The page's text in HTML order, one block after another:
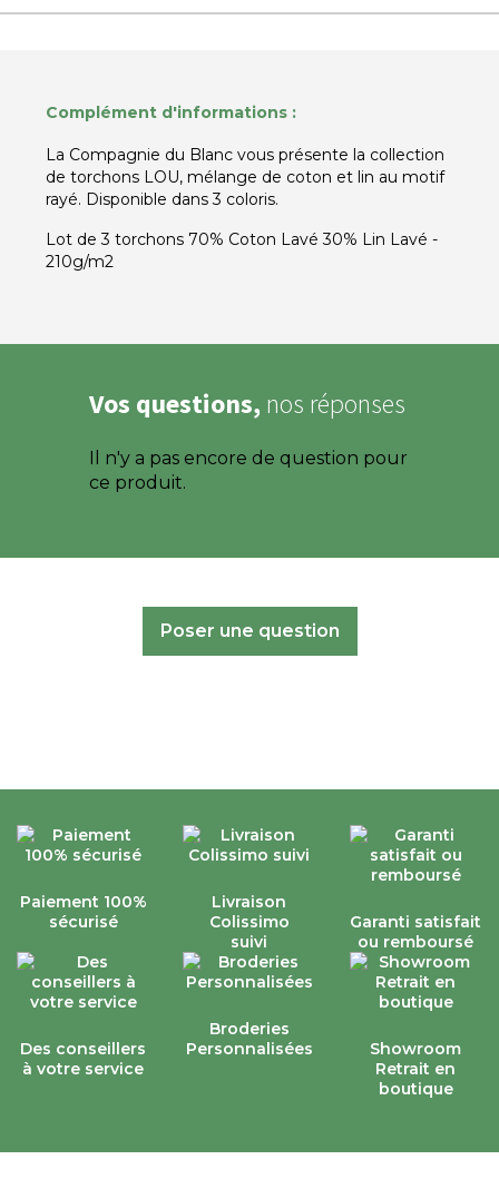
Complément d'informations :
La Compagnie du Blanc vous présente la collection
de torchons LOU, mélange de coton et lin au motif
rayé. Disponible dans 3 coloris.
Lot de 3 torchons 70% Coton Lavé 30% Lin Lavé -
210g/m2
Vos questions, nos réponses
Il n'y a pas encore de question pour
ce produit.
Poser une question
Paiement 100%
sécurisé
Livraison
Colissimo
suivi
Garanti satisfait
ou remboursé
Des conseillers
à votre service
Broderies
Personnalisées
Showroom
Retrait en
boutique